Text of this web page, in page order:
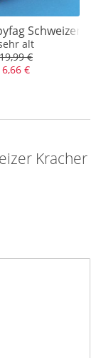
Schweizer
alt
19,99 €
6,66 €
Kracher